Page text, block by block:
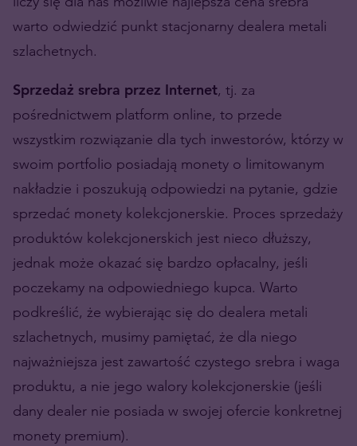
warto odwiedzić punkt stacjonarny dealera metali
szlachetnych.
Sprzedaż srebra przez Internet, tj. za
pośrednictwem platform online, to przede
wszystkim rozwiązanie dla tych inwestorów, którzy w
swoim portfolio posiadają monety o limitowanym
nakładzie i poszukują odpowiedzi na pytanie, gdzie
sprzedać monety kolekcjonerskie. Proces sprzedaży
produktów kolekcjonerskich jest nieco dłuższy,
jednak może okazać się bardzo opłacalny, jeśli
poczekamy na odpowiedniego kupca. Warto
podkreślić, że wybierając się do dealera metali
szlachetnych, musimy pamiętać, że dla niego
najważniejsza jest zawartość czystego srebra i waga
produktu, a nie jego walory kolekcjonerskie (jeśli
dany dealer nie posiada w swojej ofercie konkretnej
monety premium).